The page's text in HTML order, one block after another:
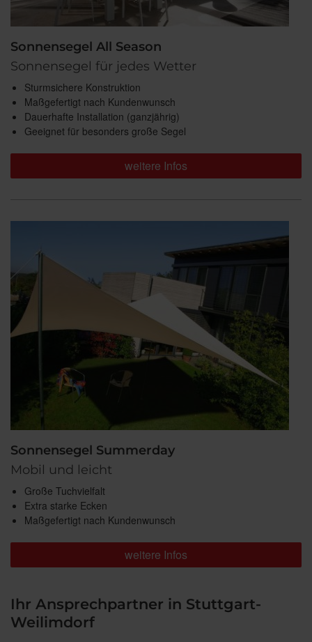
Sonnensegel All Season
Sonnensegel für jedes Wetter
Sturmsichere Konstruktion
Maßgefertigt nach Kundenwunsch
Dauerhafte Installation (ganzjährig)
Geeignet für besonders große Segel
weitere Infos
Sonnensegel Summerday
Mobil und leicht
Große Tuchvielfalt
Extra starke Ecken
Maßgefertigt nach Kundenwunsch
weitere Infos
Ihr Ansprechpartner in Stuttgart-
Weilimdorf